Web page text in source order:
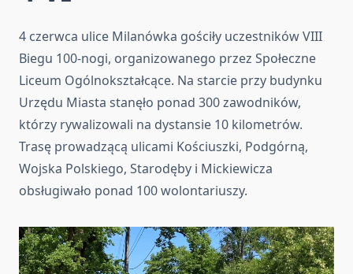
4 czerwca ulice Milanówka gościły uczestników VIII
Biegu 100-nogi, organizowanego przez Społeczne
Liceum Ogólnokształcące. Na starcie przy budynku
Urzędu Miasta stanęło ponad 300 zawodników,
którzy rywalizowali na dystansie 10 kilometrów.
Trasę prowadzącą ulicami Kościuszki, Podgórną,
Wojska Polskiego, Starodęby i Mickiewicza
obsługiwało ponad 100 wolontariuszy.